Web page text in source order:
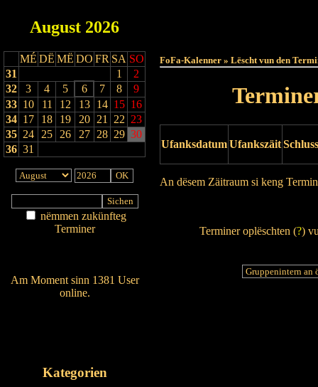
August 2026
MÉ DË MË DO FR SA SO
31
1
2
32
3 4 5 6 7 8
9
33 10 11 12 13 14 15 16
34 17 18 19 20 21 22 23
35 24 25 26 27 28 29 30
36 31
nëmmen zukünfteg
Terminer
Am Moment sinn 1381 User
online.
Kategorien
FoFa-Kalenner » Lëscht vun den
UfanksdatumUfankszäit
An dësem Zäitraum si keng
Terminer oplëschten (?)